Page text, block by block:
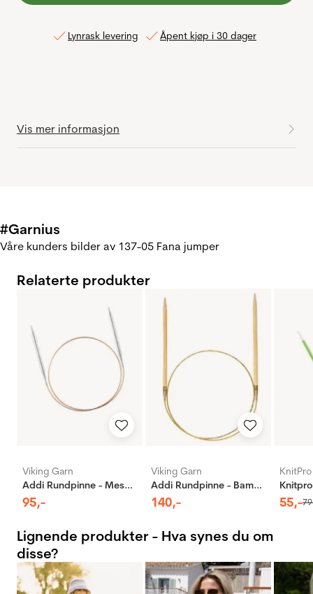
Lynrask levering Åpent kjøp i 30 dager
Vis mer informasjon
#Garnius
Våre kunders bilder av 137-05 Fana jumper
Relaterte produkter
Viking Garn
Addi Rundpinne - Messing
95,-
Viking Garn
Addi Rundpinne - Bambus
140,-
KnitPro
55,-79
Lignende produkter - Hva synes du om
disse?